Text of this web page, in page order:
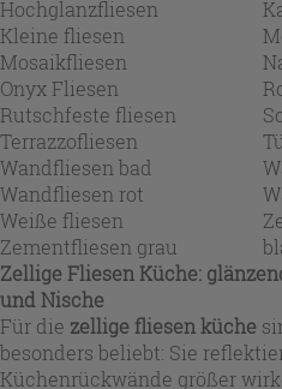
Hochglanzfliesen
Kleine fliesen
Mosaikfliesen
Onyx Fliesen
Rutschfeste fliesen
Terrazzofliesen
Wandfliesen bad
Wandfliesen rot
Weiße fliesen
Zementfliesen grau
Zellige Fliesen Küche:
und Nische
Für die zellige fliesen küche
besonders beliebt: Sie
Küchenrückwände größer